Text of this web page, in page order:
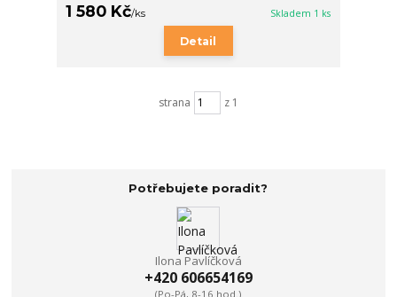
1 580 Kč/ks Skladem 1 ks
Detail
strana z 1
Potřebujete poradit?
Ilona Pavlíčková
+420 606654169
(Po-Pá, 8-16 hod.)